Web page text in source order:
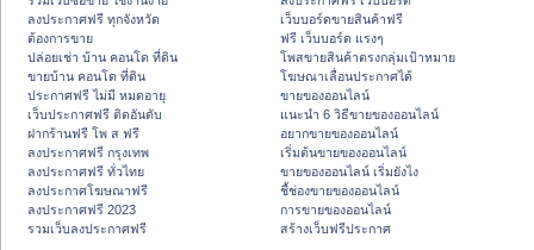
ลงประกาศฟรี ทุกจังหวัด
ต้องการขาย
ปล่อยเช่า บ้าน คอนโด ที่ดิน
ขายบ้าน คอนโด ที่ดิน
ประกาศฟรี ไม่มี หมดอายุ
เว็บประกาศฟรี ติดอันดับ
ฝากร้านฟรี โพ ส ฟรี
ลงประกาศฟรี กรุงเทพ
ลงประกาศฟรี ทั่วไทย
ลงประกาศโฆษณาฟรี
ลงประกาศฟรี 2023
รวมเว็บลงประกาศฟรี
เว็บบอร์ดขายสินค้าฟรี
ฟรี เว็บบอร์ด แรงๆ
โพสขายสินค้าตรงกลุ่มเป้าหมาย
โฆษณาเลื่อนประกาศได้
ขายของออนไลน์
แนะนำ 6 วิธีขายของออนไลน์
อยากขายของออนไลน์
เริ่มต้นขายของออนไลน์
ขายของออนไลน์ เริ่มยังไง
ชี้ช่องขายของออนไลน์
การขายของออนไลน์
สร้างเว็บฟรีประกาศ